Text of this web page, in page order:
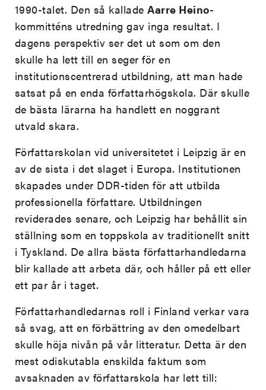
1990-talet. Den så kalladeAarre Heino-
kommitténs utredning gav inga resultat. I
dagens perspektiv ser det ut som om den
skulle ha lett till en seger för en
institutionscentrerad utbildning, att man hade
satsat på en enda författarhögskola. Där skulle
de bästa lärarna ha handlett en noggrant
utvald skara.
Författarskolan vid universitetet i Leipzig är en
av de sista i det slaget i Europa. Institutionen
skapades under DDR-tiden för att utbilda
professionella författare. Utbildningen
reviderades senare, och Leipzig har behållit sin
ställning som en toppskola av traditionellt snitt
i Tyskland. De allra bästa författarhandledarna
blir kallade att arbeta där, och håller på ett eller
ett par år i taget.
Författarhandledarnas roll i Finland verkar vara
så svag, att en förbättring av den omedelbart
skulle höja nivån på vår litteratur. Detta är den
mest odiskutabla enskilda faktum som
avsaknaden av författarskola har lett till: